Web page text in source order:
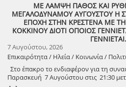
Λέντζας, μαζί με κλιμάκιο της
της δημοτικής αρχής, διαπιστώθηκε
άμεσα και αυστηρά εντός των
χρηματοδοτείται από το Εθνικό
πλαίσιο των εξειδικευμένων εργασιών
εκσκαφές για την απομάκρυνση των
κατασκευάστηκε ισχυρός τοίχος
γεωύφασμα οπλισμένης γης, και
οπλισμένο επίχωμα με ειδικό κοκκώδες
Λέντζας δήλωσε ικανοποιημένος από
ΜΕ ΛΑΜΨΗ ΠΑΘΟΣ ΚΑΙ
ΜΕΓΑΛΟΔΥΝΑΜΟΥ ΑΥΓΟΥΣΤΟΥ Η
ΕΠΟΧΗ ΣΤΗΝ ΚΡΕΣΤΕΝΑ ΜΕ
ΚΟΚΚΙΝΟΥ ΔΙΟΤΙ ΟΠΟΙΟΣ
7 Αυγούστου, 2026
Επικαιρότητα / Ηλεία / Κοινωνία /
Στο έπακρο το ενδιαφέρον για τη
Παρασκευή 7 Αυγούστου στις 21:30